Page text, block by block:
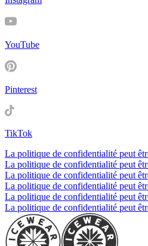
YouTube
Pinterest
TikTok
La politique de confidentialité peut
La politique de confidentialité peut
La politique de confidentialité peut
La politique de confidentialité peut
La politique de confidentialité peut
La politique de confidentialité peut